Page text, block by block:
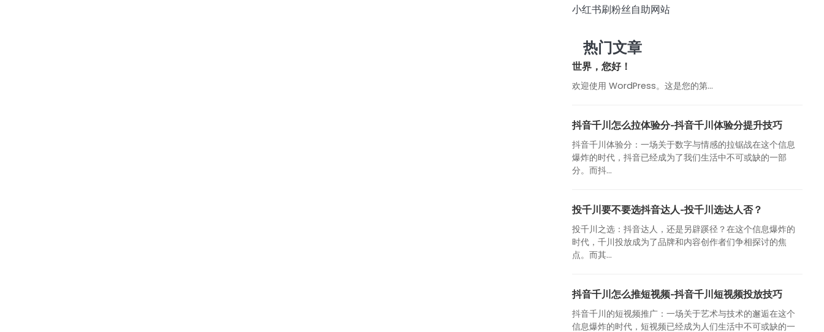
小红书刷粉丝自助网站
热门文章
世界，您好！
欢迎使用 WordPress。这是您的第…
抖音千川怎么拉体验分-抖音千川体验分提升技巧
抖音千川体验分：一场关于数字与情感的拉锯战在这个信息
爆炸的时代，抖音已经成为了我们生活中不可或缺的一部
分。而抖...
投千川要不要选抖音达人-投千川选达人否？
投千川之选：抖音达人，还是另辟蹊径？在这个信息爆炸的
时代，千川投放成为了品牌和内容创作者们争相探讨的焦
点。而其...
抖音千川怎么推短视频-抖音千川短视频投放技巧
抖音千川的短视频推广：一场关于艺术与技术的邂逅在这个
信息爆炸的时代，短视频已经成为人们生活中不可或缺的一